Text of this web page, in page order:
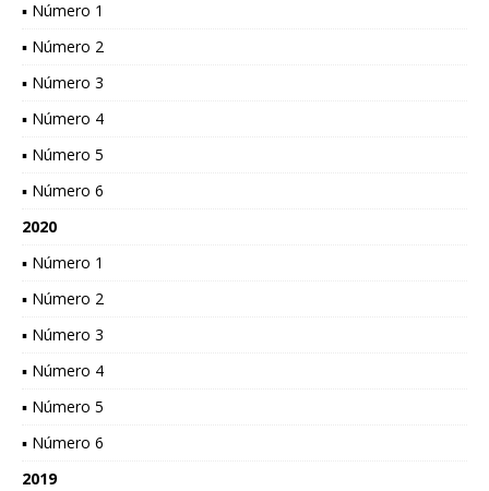
▪ Número 1
▪ Número 2
▪ Número 3
▪ Número 4
▪ Número 5
▪ Número 6
2020
▪ Número 1
▪ Número 2
▪ Número 3
▪ Número 4
▪ Número 5
▪ Número 6
2019